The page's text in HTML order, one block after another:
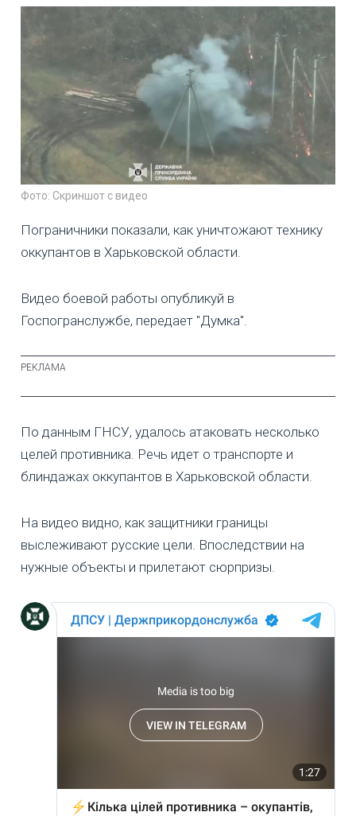
Фото: Скриншот с видео
Пограничники показали, как уничтожают технику
оккупантов в Харьковской области.
Видео боевой работы опубликуй в
Госпогранслужбе, передает "Думка".
По данным ГНСУ, удалось атаковать несколько
целей противника. Речь идет о транспорте и
блиндажах оккупантов в Харьковской области.
На видео видно, как защитники границы
выслеживают русские цели. Впоследствии на
нужные объекты и прилетают сюрпризы.